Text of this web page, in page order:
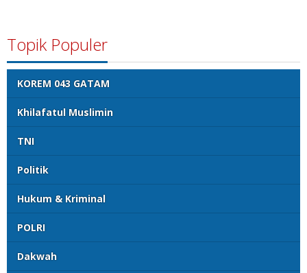
Topik Populer
KOREM 043 GATAM
Khilafatul Muslimin
TNI
Politik
Hukum & Kriminal
POLRI
Dakwah